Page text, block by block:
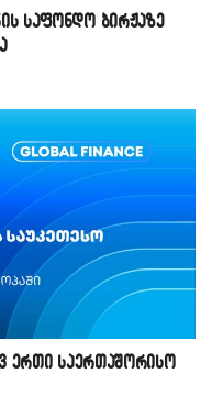
საფონდო ბირჟაზე
ერთი საერთაშორისო